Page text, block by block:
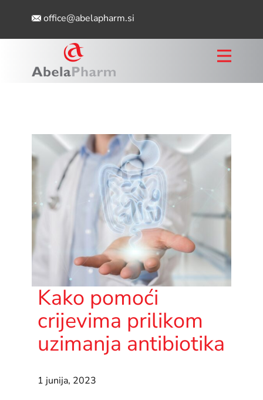
office@abelapharm.si
ABELAPHARM
PORTFELJ
Kako pomoći
crijevima prilikom
uzimanja antibiotika
1 junija, 2023